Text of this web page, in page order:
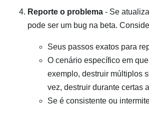
Reporte o problema - Se
pode ser um bug na beta.
Seus passos exatos para
O cenário específico em
exemplo, destruir múltiplos
vez, destruir durante certas
Se é consistente ou